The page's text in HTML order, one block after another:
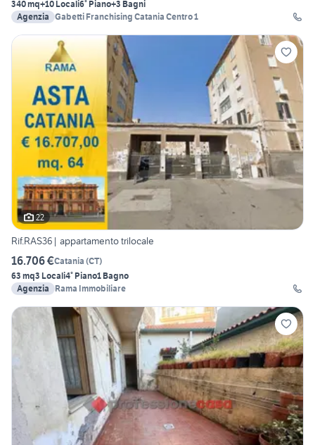
340 mq+10 Locali6° Piano+3 Bagni
Agenzia Gabetti Franchising Catania Centro 1
22
Rif.RAS36| appartamento trilocale
16.706 €Catania (CT)
63 mq3 Locali4° Piano1 Bagno
Agenzia
Rama Immobiliare